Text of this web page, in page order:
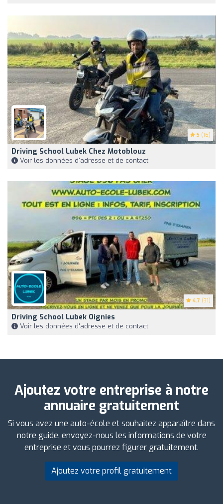
5 (16)
Driving School Lubek Chez Motoblouz
Voir les données d'adresse et de contact
4.7 (31)
Driving School Lubek Oignies
Voir les données d'adresse et de contact
Ajoutez votre entreprise à notre
annuaire gratuitement
Si vous avez une auto-école et souhaitez apparaître dans
notre guide, envoyez-nous les informations de votre
entreprise et vous pourrez figurer gratuitement.
Ajoutez votre profil gratuitement